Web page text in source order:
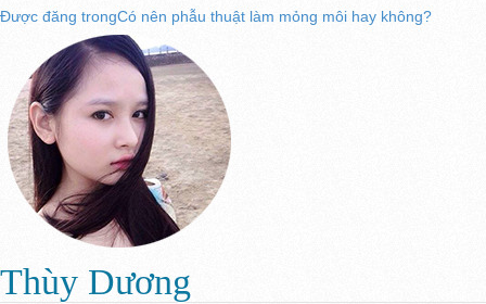
ngày
đầy
đủ
Điều
hướng
bài
viết
Được đăng trongCó nên phẫu thuật làm mỏng môi hay không?
Thùy Dương